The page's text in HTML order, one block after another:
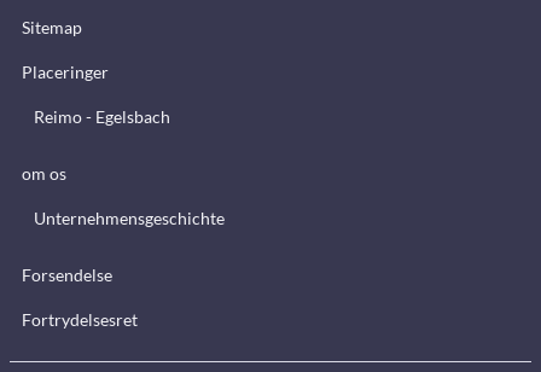
Sitemap
Placeringer
Reimo - Egelsbach
om os
Unternehmensgeschichte
Forsendelse
Fortrydelsesret